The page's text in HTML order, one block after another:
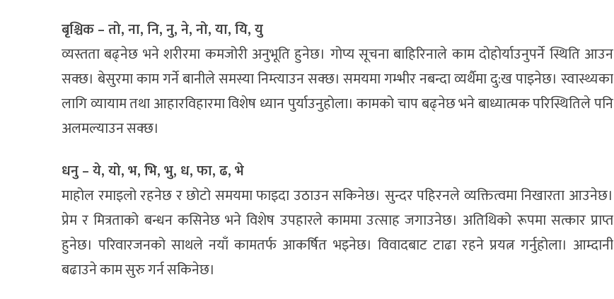
बृश्चिक – तो, ना, नि, नु, ने, नो, या, यि, यु
व्यस्तता बढ्नेछ भने शरीरमा कमजोरी अनुभूति हुनेछ। गोप्य सूचना बाहिरिनाले काम दोहोर्याउनुपर्ने स्थिति आउन
सक्छ। बेसुरमा काम गर्ने बानीले समस्या निम्त्याउन सक्छ। समयमा गम्भीर नबन्दा व्यर्थैमा दु:ख पाइनेछ। स्वास्थ्यका
लागि व्यायाम तथा आहारविहारमा विशेष ध्यान पुर्याउनुहोला। कामको चाप बढ्नेछ भने बाध्यात्मक परिस्थितिले पनि
अलमल्याउन सक्छ।
धनु – ये, यो, भ, भि, भु, ध, फा, ढ, भे
माहोल रमाइलो रहनेछ र छोटो समयमा फाइदा उठाउन सकिनेछ। सुन्दर पहिरनले व्यक्तित्वमा निखारता आउनेछ।
प्रेम र मित्रताको बन्धन कसिनेछ भने विशेष उपहारले काममा उत्साह जगाउनेछ। अतिथिको रूपमा सत्कार प्राप्त
हुनेछ। परिवारजनको साथले नयाँ कामतर्फ आकर्षित भइनेछ। विवादबाट टाढा रहने प्रयत्न गर्नुहोला। आम्दानी
बढाउने काम सुरु गर्न सकिनेछ।